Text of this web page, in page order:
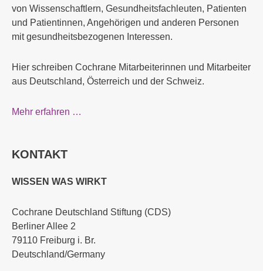
von Wissenschaftlern, Gesundheitsfachleuten, Patienten
und Patientinnen, Angehörigen und anderen Personen
mit gesundheitsbezogenen Interessen.
Hier schreiben Cochrane Mitarbeiterinnen und Mitarbeiter
aus Deutschland, Österreich und der Schweiz.
Mehr erfahren …
KONTAKT
WISSEN WAS WIRKT
Cochrane Deutschland Stiftung (CDS)
Berliner Allee 2
79110 Freiburg i. Br.
Deutschland/Germany